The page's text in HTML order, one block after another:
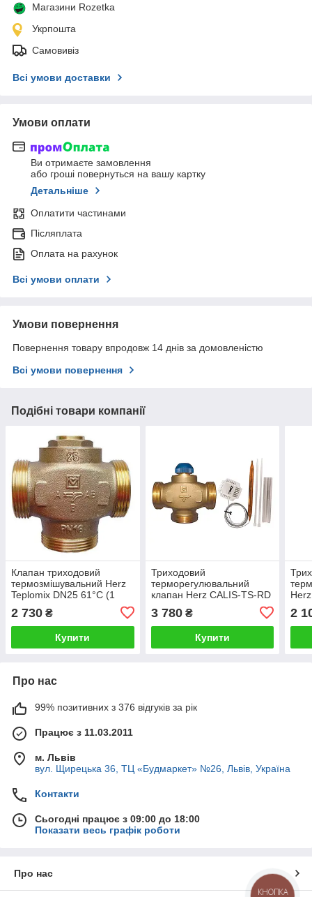
Магазини Rozetka
Укрпошта
Самовивіз
Всі умови доставки
Умови оплати
Ви отримаєте замовлення
або гроші повернуться на вашу картку
Детальніше
Оплатити частинами
Післяплата
Оплата на рахунок
Всі умови оплати
Умови повернення
Повернення товару впродовж 14 днів за домовленістю
Всі умови повернення
Подібні товари компанії
Клапан триходовий
термозмішувальний Herz
Teplomix DN25 61°C (1
2 730 ₴
Купити
Триходовий
терморегулювальний
клапан Herz CАLIS-TS-RD
(1776141) +
Термостатична головка
HERZ 40-70°С (1742100)
3 780₴
Купити
2
Про нас
99% позитивних з 376 відгуків за рік
Працює з 11.03.2011
м. Львів
вул. Щирецька 36, ТЦ «Будмаркет» №26, Львів, Україна
Контакти
Сьогодні працює з 09:00 до 18:00
Показати весь графік роботи
Про нас
КНОПКА